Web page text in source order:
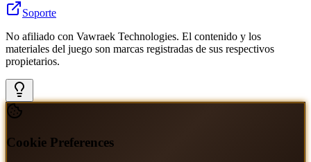
Soporte
No afiliado con Vawraek Technologies. El contenido y los
materiales del juego son marcas registradas de sus respectivos
propietarios.
Cookie Preferences